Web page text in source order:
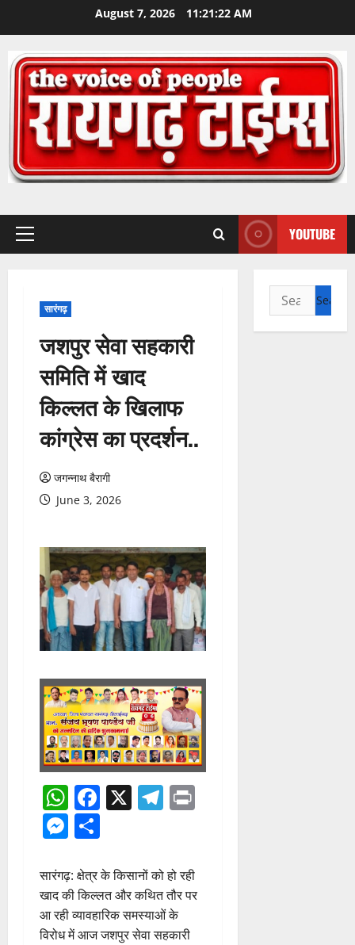
August 7, 2026 11:21:23 AM
Primary
YOUTUBE
सारंगढ़
जशपुर सेवा सहकारी
समिति में खाद
किल्लत के खिलाफ
कांग्रेस का प्रदर्शन..
जगन्नाथ बैरागी
June 3, 2026
WhatsApp
Facebook
X Telegram
Messenger
सारंगढ़: क्षेत्र के किसानों को हो रही
खाद की किल्लत और कथित तौर पर
आ रही व्यावहारिक समस्याओं के
विरोध में आज जशपुर सेवा सहकारी
Search
for: